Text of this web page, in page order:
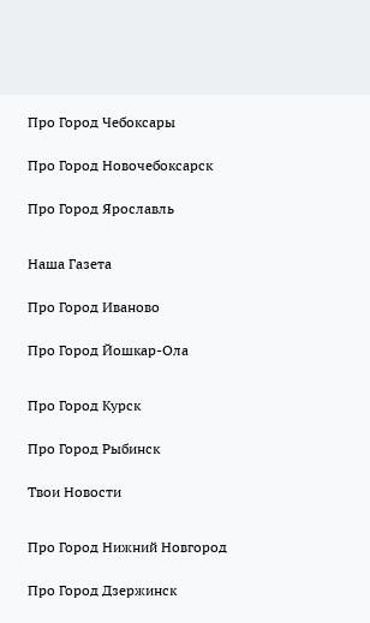
Про Город Чебоксары
Про Город Новочебоксарск
Про Город Ярославль
Наша Газета
Про Город Иваново
Про Город Йошкар-Ола
Про Город Курск
Про Город Рыбинск
Твои Новости
Про Город Нижний Новгород
Про Город Дзержинск